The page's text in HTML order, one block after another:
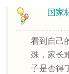
国家
看到自己
殊，家长
子是否得